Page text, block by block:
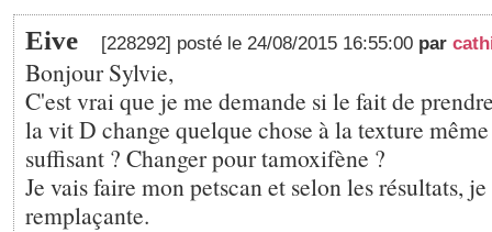
Eive [228292] posté le 24/08/2015 16:55:00 par
Bonjour Sylvie,
C'est vrai que je me demande si le fait de
la vit D change quelque chose à la texture
suffisant ? Changer pour tamoxifène ?
Je vais faire mon petscan et selon les résultats,
remplaçante.